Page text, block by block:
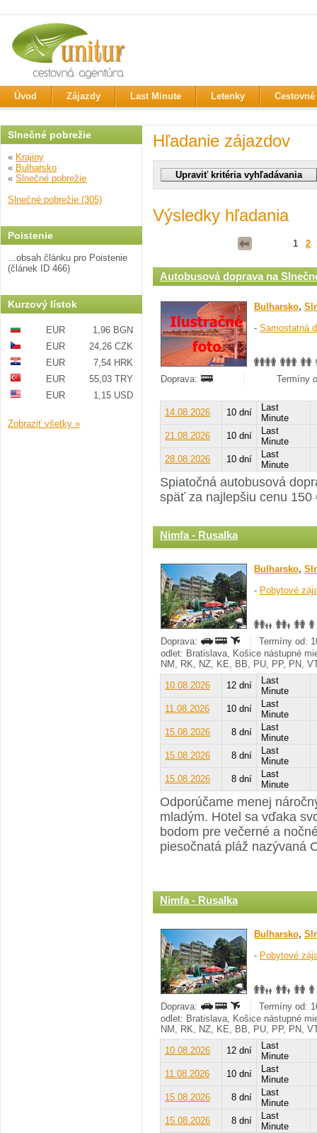
Úvod Zájazdy Last Minute Letenky
Slnečné pobrežie
« Krajiny
« Bulharsko
« Slnečné pobrežie
Slnečné pobrežie (305)
Poistenie
...obsah článku pro Poistenie
(článek ID 466)
Kurzový lístok
EUR
1,96 BGN
EUR
24,26 CZK
EUR
7,54 HRK
EUR
55,03 TRY
EUR
1,15 USD
Zobraziť všetky »
Hľadanie zájazdov
Výsledky hľadania
1 2
Autobusová doprava na
Bulharsko,
- Samostatná
Doprava: Termíny
14.08.2026 10 dní
Last
Minute
21.08.2026
10 dní
Last
Minute
28.08.2026
10 dní
Last
Minute
Spiatočná autobusová
späť za najlepšiu cenu 150
Nimfa - Rusalka
Bulharsko,
- Pobytové
Doprava:
Termíny od:
odlet: Bratislava, Košice nástupné
NM, RK, NZ, KE, BB, PU, PP, PN,
10.08.2026
12 dní
Last
Minute
11.08.2026
10 dní
Last
Minute
15.08.2026
8 dní
Last
Minute
15.08.2026
8 dní
Last
Minute
15.08.2026
8 dní
Last
Minute
Odporúčame menej
mladým. Hotel sa vďaka
bodom pre večerné a
piesočnatá pláž nazývaná
Nimfa - Rusalka
Bulharsko,
- Pobytové
Doprava:
Termíny od:
odlet: Bratislava, Košice nástupné
NM, RK, NZ, KE, BB, PU, PP, PN,
10.08.2026
12 dní
Last
Minute
11.08.2026
10 dní
Last
Minute
15.08.2026
8 dní
Last
Minute
15.08.2026
8 dní
Last
Minute